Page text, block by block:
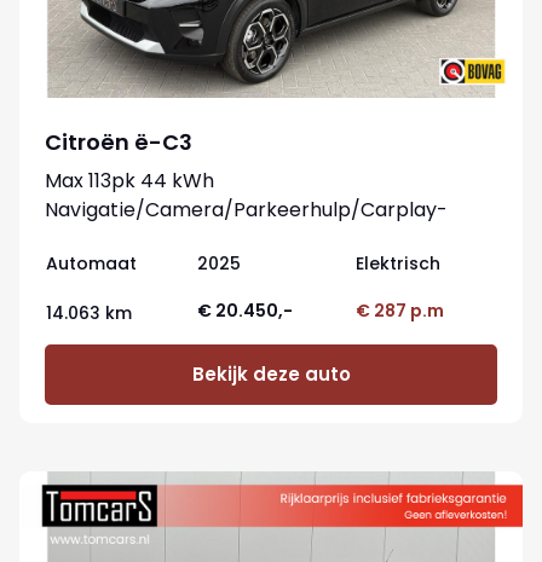
Citroën ë-C3
Max 113pk 44 kWh
Navigatie/Camera/Parkeerhulp/Carplay-
Automaat 2025 Elektrisch
14.063 km € 20.450,- € 287 p.m
Bekijk deze auto